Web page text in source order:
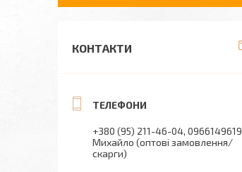
КОНТАКТИ
+380 (95) 211-46-04 0966149619
Михайло (оптові замовлення/
скарги)